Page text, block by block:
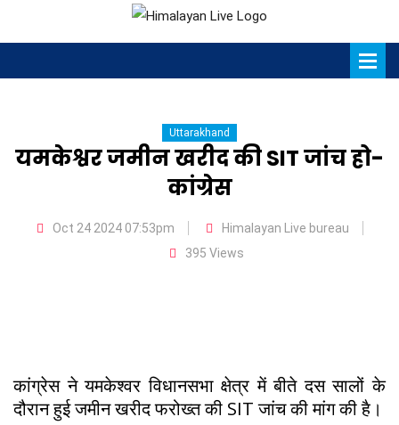
Uttarakhand
यमकेश्वर जमीन खरीद की SIT जांच हो-
कांग्रेस
Oct 24 2024 07:53pm
Himalayan Live bureau
395 Views
कांग्रेस ने यमकेश्वर विधानसभा क्षेत्र में बीते दस सालों के
दौरान हुई जमीन खरीद फरोख्त की SIT जांच की मांग की है।